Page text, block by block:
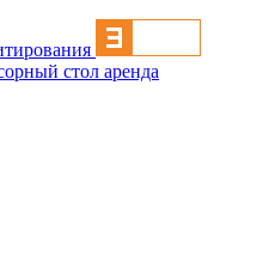
стол аренда